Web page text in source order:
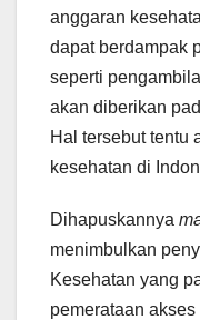
anggaran
dapat berdampak
seperti
akan diberikan
Hal tersebut tentu
kesehatan di
Dihapuskannya
menimbulkan
Kesehatan yang
pemerataan